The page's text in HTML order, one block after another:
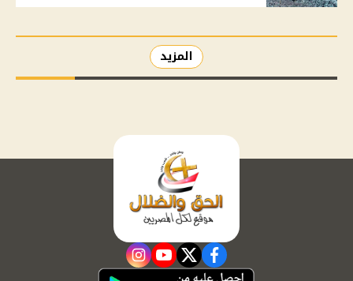
المزيد
facebook
twitter
youtube
instagram